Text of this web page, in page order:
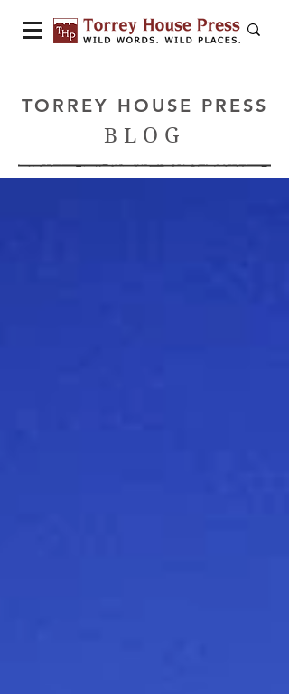
TORREY HOUSE PRESS
BLOG